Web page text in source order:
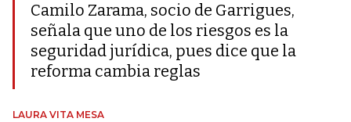
Camilo Zarama, socio de Garrigues,
señala que uno de los riesgos es la
seguridad jurídica, pues dice que la
reforma cambia reglas
LAURA VITA MESA